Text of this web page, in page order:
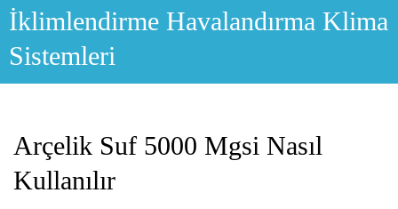
Skip
content
İklimlendirme Havalandırma Klima
Sistemleri
Arçelik Suf 5000 Mgsi Nasıl
Kullanılır